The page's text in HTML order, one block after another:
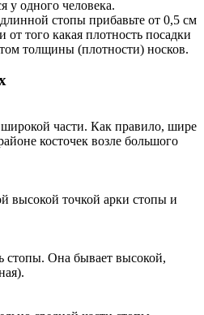
у одного человека.
стопы прибавьте от 0,5 см
от того какая плотность посадки
толщины (плотности) носков.
части. Как правило, шире
косточек возле большого
высокой точкой арки стопы и
стопы. Она бывает высокой,